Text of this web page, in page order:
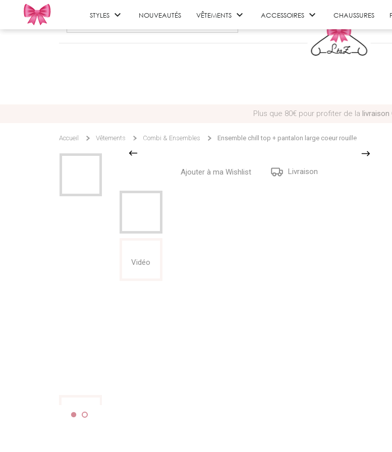
STYLES  NOUVEAUTÉS VÊTEMENTS  ACCESSOIRES  CHAUSSURES
Cumule despoints de fidélitéen
Accueil Vêtements Combi & Ensembles Ensemble chill top + pantalon large coeur rouille
Vidéo
Ajouter à ma Wishlist Livraison
Vidéo